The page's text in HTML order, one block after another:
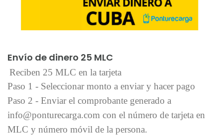
Envío de dinero 25 MLC
Reciben 25 MLC en la tarjeta
Paso 1 - Seleccionar monto a enviar y hacer pago
Paso 2 - Enviar el comprobante generado a
info@ponturecarga.com con el número de tarjeta en
MLC y número móvil de la persona.